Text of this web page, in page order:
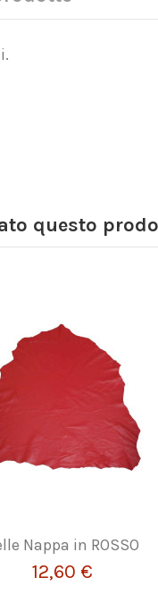
questo
Nappa in ROSSO
12,60 €